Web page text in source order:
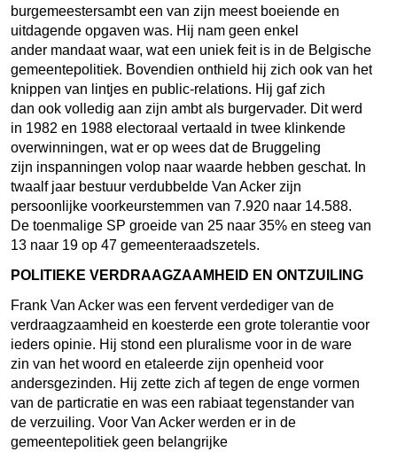
burgemeestersambt een van zijn meest boeiende en
uitdagende opgaven was. Hij nam geen enkel
ander mandaat waar, wat een uniek feit is in de Belgische
gemeentepolitiek. Bovendien onthield hij zich ook van het
knippen van lintjes en public-relations. Hij gaf zich
dan ook volledig aan zijn ambt als burgervader. Dit werd
in 1982 en 1988 electoraal vertaald in twee klinkende
overwinningen, wat er op wees dat de Bruggeling
zijn inspanningen volop naar waarde hebben geschat. In
twaalf jaar bestuur verdubbelde Van Acker zijn
persoonlijke voorkeurstemmen van 7.920 naar 14.588.
De toenmalige SP groeide van 25 naar 35% en steeg van
13 naar 19 op 47 gemeenteraadszetels.
POLITIEKE VERDRAAGZAAMHEID EN ONTZUILING
Frank Van Acker was een fervent verdediger van de
verdraagzaamheid en koesterde een grote tolerantie voor
ieders opinie. Hij stond een pluralisme voor in de ware
zin van het woord en etaleerde zijn openheid voor
andersgezinden. Hij zette zich af tegen de enge vormen
van de particratie en was een rabiaat tegenstander van
de verzuiling. Voor Van Acker werden er in de
gemeentepolitiek geen belangrijke